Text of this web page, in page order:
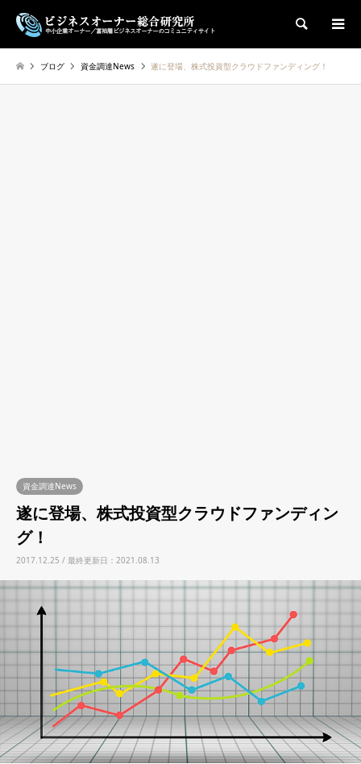
検索
ブログ 資金調達News 遂に登場、株式投資型クラウドファンディング！
資金調達News
遂に登場、株式投資型クラウドファンディン
グ！
2017.12.25 / 最終更新日：2021.08.13